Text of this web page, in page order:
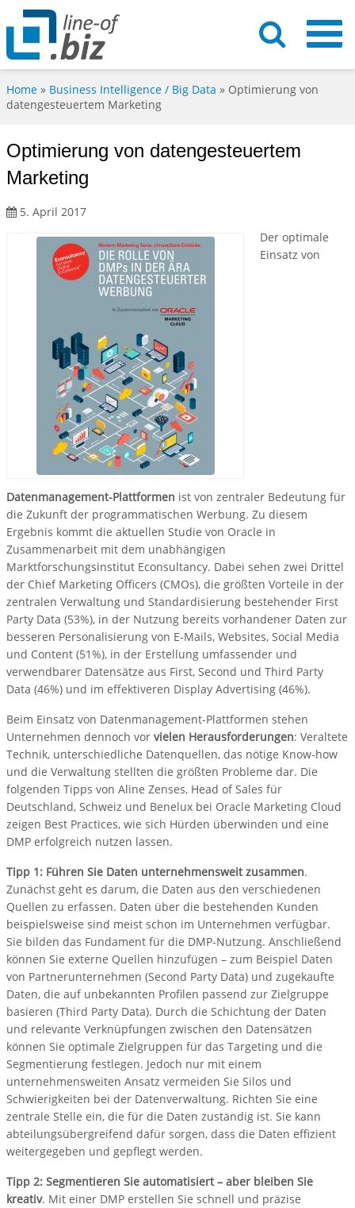
Home » Business Intelligence / Big Data » Optimierung von
datengesteuertem Marketing
Optimierung von datengesteuertem
Marketing
5. April 2017
Der optimale
Einsatz von
Datenmanagement-Plattformen ist von zentraler Bedeutung für
die Zukunft der programmatischen Werbung. Zu diesem
Ergebnis kommt die aktuellen Studie von Oracle in
Zusammenarbeit mit dem unabhängigen
Marktforschungsinstitut Econsultancy. Dabei sehen zwei Drittel
der Chief Marketing Officers (CMOs), die größten Vorteile in der
zentralen Verwaltung und Standardisierung bestehender First
Party Data (53%), in der Nutzung bereits vorhandener Daten zur
besseren Personalisierung von E-Mails, Websites, Social Media
und Content (51%), in der Erstellung umfassender und
verwendbarer Datensätze aus First, Second und Third Party
Data (46%) und im effektiveren Display Advertising (46%).
Beim Einsatz von Datenmanagement-Plattformen stehen
Unternehmen dennoch vor vielen Herausforderungen: Veraltete
Technik, unterschiedliche Datenquellen, das nötige Know-how
und die Verwaltung stellten die größten Probleme dar. Die
folgenden Tipps von Aline Zenses, Head of Sales für
Deutschland, Schweiz und Benelux bei Oracle Marketing Cloud
zeigen Best Practices, wie sich Hürden überwinden und eine
DMP erfolgreich nutzen lassen.
Tipp 1: Führen Sie Daten unternehmensweit zusammen.
Zunächst geht es darum, die Daten aus den verschiedenen
Quellen zu erfassen. Daten über die bestehenden Kunden
beispielsweise sind meist schon im Unternehmen verfügbar.
Sie bilden das Fundament für die DMP-Nutzung. Anschließend
können Sie externe Quellen hinzufügen – zum Beispiel Daten
von Partnerunternehmen (Second Party Data) und zugekaufte
Daten, die auf unbekannten Profilen passend zur Zielgruppe
basieren (Third Party Data). Durch die Schichtung der Daten
und relevante Verknüpfungen zwischen den Datensätzen
können Sie optimale Zielgruppen für das Targeting und die
Segmentierung festlegen. Jedoch nur mit einem
unternehmensweiten Ansatz vermeiden Sie Silos und
Schwierigkeiten bei der Datenverwaltung. Richten Sie eine
zentrale Stelle ein, die für die Daten zuständig ist. Sie kann
abteilungsübergreifend dafür sorgen, dass die Daten effizient
weitergegeben und gepflegt werden.
Tipp 2: Segmentieren Sie automatisiert – aber bleiben Sie
kreativ. Mit einer DMP erstellen Sie schnell und präzise